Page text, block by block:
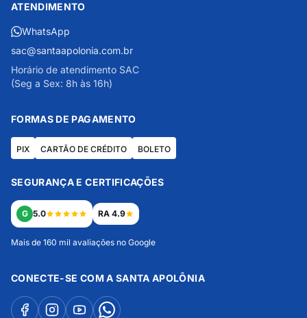
ATENDIMENTO
WhatsApp
sac@santaapolonia.com.br
Horário de atendimento SAC
(Seg a Sex: 8h às 16h)
FORMAS DE PAGAMENTO
PIX CARTÃO DE CRÉDITO BOLETO
SEGURANÇA E CERTIFICAÇÕES
G 5.0 RA 4.9
Mais de 160 mil avaliações no Google
CONECTE-SE COM A SANTA APOLÔNIA